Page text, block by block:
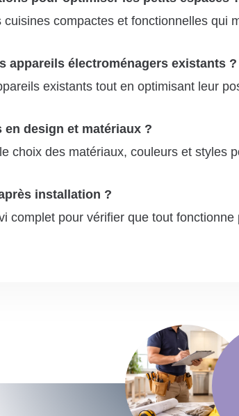
compactes et fonctionnelles qui
appareils électroménagers existants ?
existants tout en optimisant leur
design et matériaux ?
choix des matériaux, couleurs et styles
installation ?
complet pour vérifier que tout